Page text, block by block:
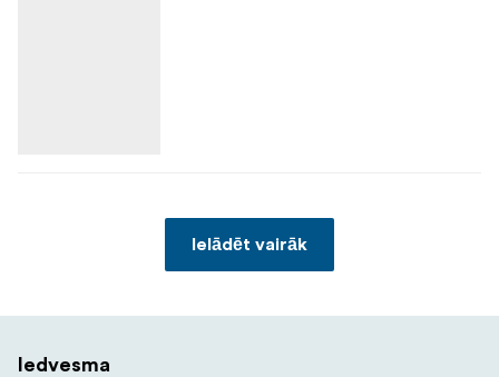
Ielādēt vairāk
Iedvesma